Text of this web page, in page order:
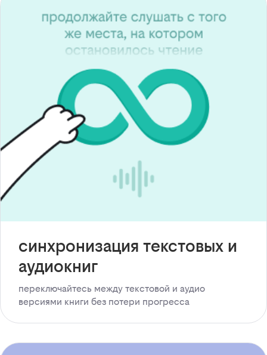
синхронизация текстовых и
аудиокниг
переключайтесь между текстовой и аудио
версиями книги без потери прогресса